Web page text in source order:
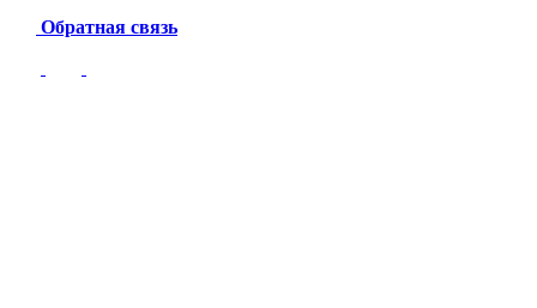
Обратная связь